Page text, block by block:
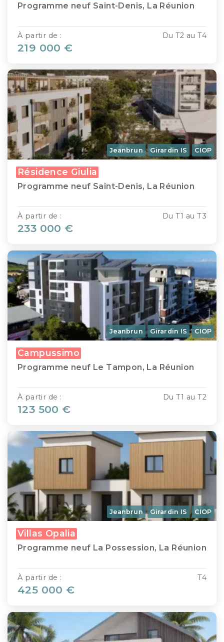
Programme neuf Saint-Denis, La Réunion
Du T2 au T4
À partir de :
219 000 €
Jeanbrun Girardin IS CIOP
Résidence Giulia
Programme neuf Saint-Denis, La Réunion
Du T1 au T3
À partir de :
233 000 €
Jeanbrun Girardin IS CIOP
Campussimo
Programme neuf Le Tampon, La Réunion
Du T1 au T2
À partir de :
123 500 €
Jeanbrun Girardin IS CIOP
Villas Opalia
Programme neuf La Possession, La Réunion
T4
À partir de :
425 000 €